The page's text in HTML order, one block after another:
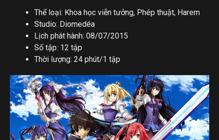
Thể loại: Khoa học viễn tưởng, Phép thuật, Harem
Studio: Diomedéa
Lịch phát hành: 08/07/2015
Số tập: 12 tập
Thời lượng: 24 phút/1 tập